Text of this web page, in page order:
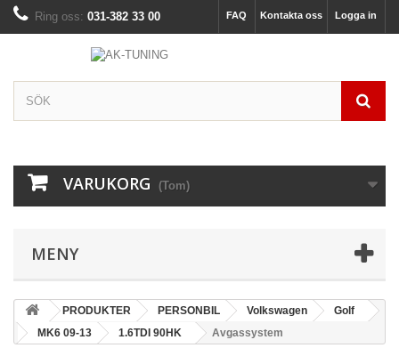
Logga in
Kontakta oss
FAQ
Ring oss: 031-382 33 00
VARUKORG (Tom)
MENY
PRODUKTER PERSONBIL Volkswagen
Golf
MK6 09-13
1.6TDI 90HK Avgassystem